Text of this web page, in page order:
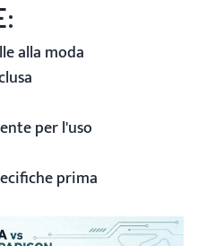
alla moda
per l'uso
prima